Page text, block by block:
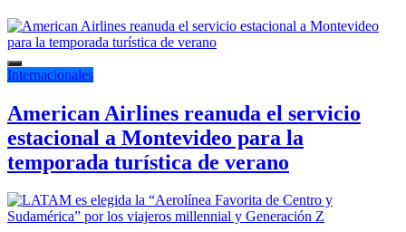
Internacionales
American Airlines reanuda el servicio
estacional a Montevideo para la
temporada turística de verano